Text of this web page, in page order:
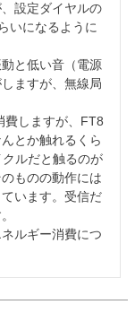
設定ダイヤルの
いになるように
と低い音（電源
ますが、無線局
費しますが、FT8
とか触れるくら
ルだと触るのが
ものの動作には
います。受信だ
ルギー消費につ